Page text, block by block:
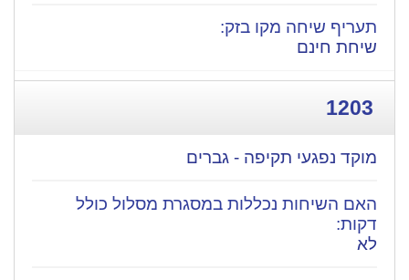
שיחת חינם
1203
מוקד נפגעי תקיפה - גברים
לא